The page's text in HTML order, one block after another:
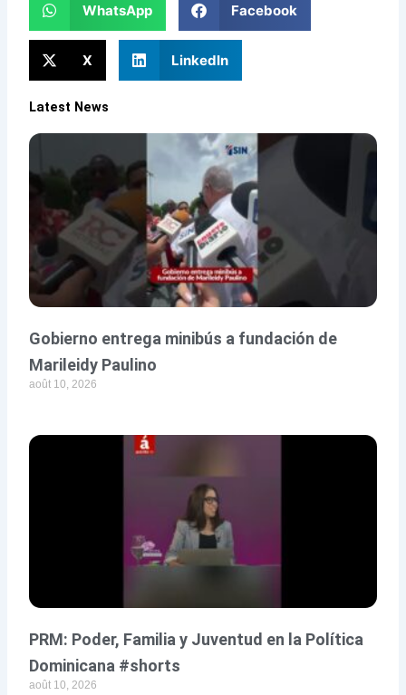
WhatsApp Facebook
X LinkedIn
Latest News
Gobierno entrega minibús a fundación de
Marileidy Paulino
août 10, 2026
PRM: Poder, Familia y Juventud en la Política
Dominicana #shorts
août 10, 2026